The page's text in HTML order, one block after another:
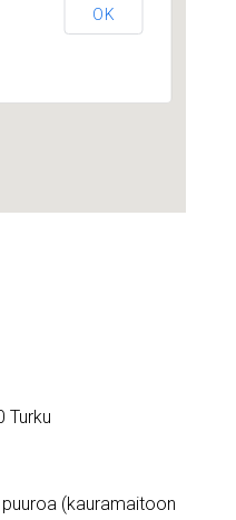
OK
Turku
(kauramaitoon